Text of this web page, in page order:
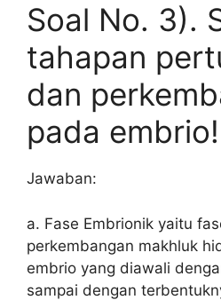
Soal No. 3).
tahapan
dan
pada embrio!
Jawaban:
a. Fase Embrionik yaitu
perkembangan makhluk
embrio yang diawali
sampai dengan